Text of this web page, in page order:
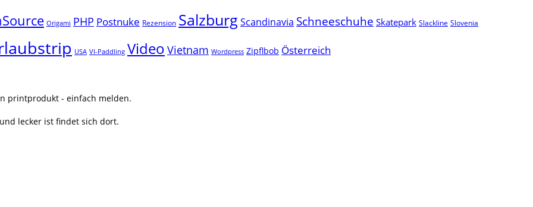
Origami PHP Postnuke Rezension SalzburgScandinavia Schneeschuhe Skatepark Slackline Slovenia
USA VI-Paddling Video Vietnam Wordpress Zipflbob Österreich
printprodukt - einfach melden.
lecker ist findet sich dort.